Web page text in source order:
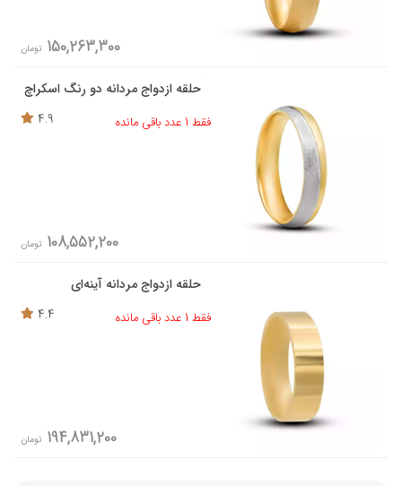
150,263,300 تومان
حلقه ازدواج مردانه دو رنگ اسکراچ
فقط 1 عدد باقی مانده
4.9
108,552,200 تومان
حلقه ازدواج مردانه آینه‌ای
فقط 1 عدد باقی مانده
4.4
194,831,200 تومان